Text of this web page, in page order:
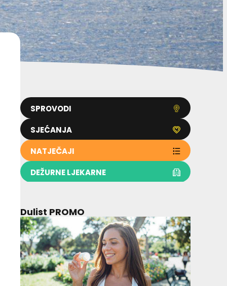
SPROVODI
SJEĆANJA
NATJEČAJI
DEŽURNE LJEKARNE
Dulist PROMO